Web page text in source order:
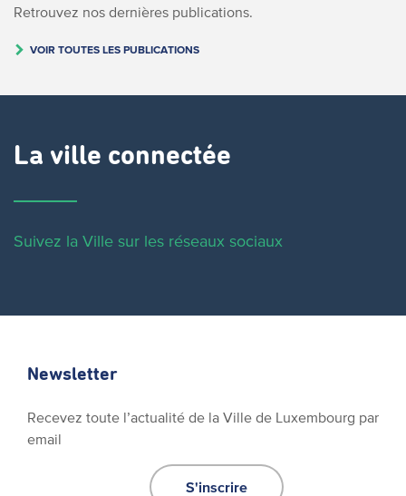
Retrouvez nos dernières publications.
VOIR TOUTES LES PUBLICATIONS
La ville connectée
Suivez la Ville sur les réseaux sociaux
Newsletter
Recevez toute l’actualité de la Ville de Luxembourg par
email
S'inscrire